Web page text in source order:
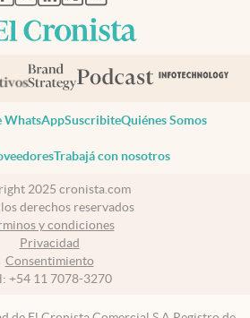
WhatsAppSuscribiteQuiénes Somos
Trabajá con nosotros
2025 cronista.com
derechos reservados
y condiciones
Privacidad
Consentimiento
+54 11 7078-3270